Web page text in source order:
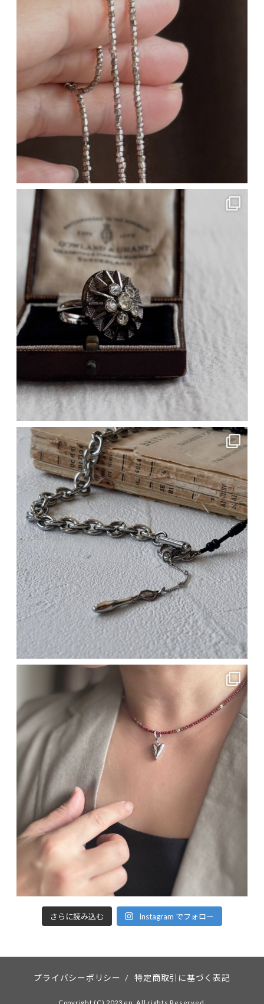
さらに読み込む Instagram でフォロー
プライバシーポリシー / 特定商取引に基づく表記